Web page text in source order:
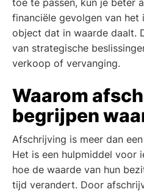
financiële gevolgen van het
object dat in waarde daalt.
van strategische
verkoop of vervanging.
Waarom
begrijpen
Afschrijving is meer dan
Het is een hulpmiddel voor
hoe de waarde van hun
tijd verandert. Door